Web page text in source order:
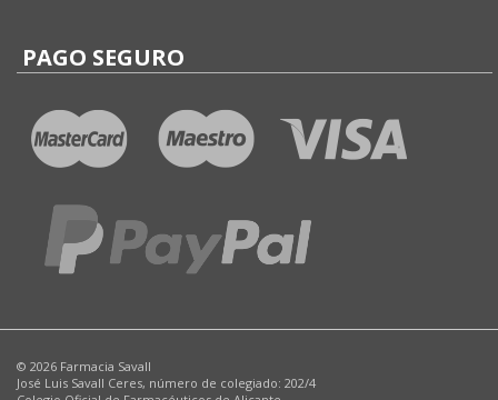
PAGO SEGURO
© 2026 Farmacia Savall
José Luis Savall Ceres, número de colegiado: 202/4